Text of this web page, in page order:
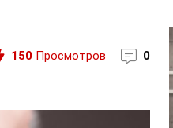
150 Просмотров 0